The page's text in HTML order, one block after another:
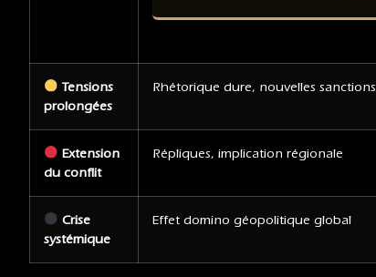
Tensions
prolongées
Rhétorique dure, nouvelles sanctions
Extension
du conflit
Répliques, implication régionale
Crise
systémique
Effet domino géopolitique global